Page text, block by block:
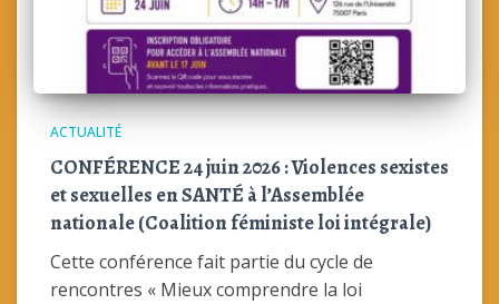
ACTUALITÉ
CONFÉRENCE 24 juin 2026 : Violences sexistes
et sexuelles en SANTÉ à l’Assemblée
nationale (Coalition féministe loi intégrale)
Cette conférence fait partie du cycle de
rencontres « Mieux comprendre la loi